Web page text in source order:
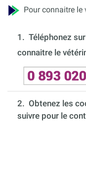
Pour connaitre le
1. Téléphonez
connaitre le
2. Obtenez les
suivre pour le